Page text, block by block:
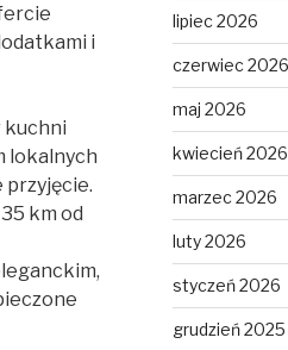
i
kuchni
lokalnych
przyjęcie.
km od
lipiec 2026
czerwiec 2026
maj 2026
kwiecień 2026
marzec 2026
luty 2026
styczeń 2026
grudzień 2025